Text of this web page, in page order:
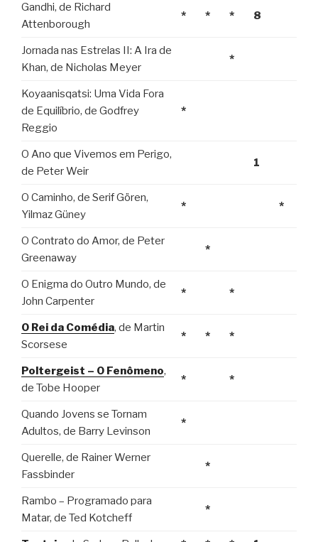
Gandhi, de Richard
Attenborough
* * * 8
Jornada nas Estrelas II: A Ira de
Khan, de Nicholas Meyer
*
Koyaanisqatsi: Uma Vida Fora
de Equilíbrio, de Godfrey
Reggio
*
O Ano que Vivemos em Perigo,
de Peter Weir
1
O Caminho, de Serif Gören,
Yilmaz Güney
* *
O Contrato do Amor, de Peter
Greenaway
*
O Enigma do Outro Mundo, de
John Carpenter
* *
O Rei da Comédia, de Martin
Scorsese
* * *
Poltergeist – O Fenômeno,
de Tobe Hooper
* *
Quando Jovens se Tornam
Adultos, de Barry Levinson
*
Querelle, de Rainer Werner
Fassbinder
*
Rambo – Programado para
Matar, de Ted Kotcheff
*